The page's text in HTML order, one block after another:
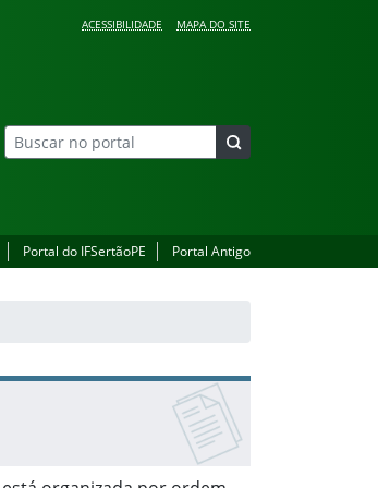
ACESSIBILIDADE MAPA DO SITE
Portal do IFSertãoPE Portal Antigo